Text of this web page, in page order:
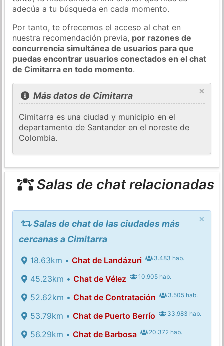
adecúa a tu búsqueda en cada momento.
Por tanto, te ofrecemos el acceso al chat en
nuestra recomendación previa, por razones de
concurrencia simultánea de usuarios para que
puedas encontrar usuarios conectados en el chat
de Cimitarra en todo momento.
×
Más datos de Cimitarra
Cimitarra es una ciudad y municipio en el
departamento de Santander en el noreste de
Colombia.
Salas de chat relacionadas
×
Salas de chat de las ciudades más
cercanas a Cimitarra
18.63km • Chat de Landázuri 3.483 hab.
45.23km • Chat de Vélez 10.905 hab.
52.62km • Chat de Contratación 3.505 hab.
53.79km • Chat de Puerto Berrío 33.983 hab.
56.29km • Chat de Barbosa 20.372 hab.